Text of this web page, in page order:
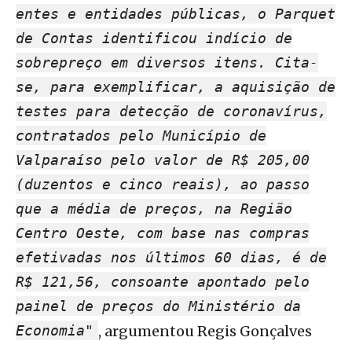
entes e entidades públicas, o Parquet
de Contas identificou indício de
sobrepreço em diversos itens. Cita-
se, para exemplificar, a aquisição de
testes para detecção de coronavírus,
contratados pelo Município de
Valparaíso pelo valor de R$ 205,00
(duzentos e cinco reais), ao passo
que a média de preços, na Região
Centro Oeste, com base nas compras
efetivadas nos últimos 60 dias, é de
R$ 121,56, consoante apontado pelo
painel de preços do Ministério da
Economia" , argumentou Regis Gonçalves